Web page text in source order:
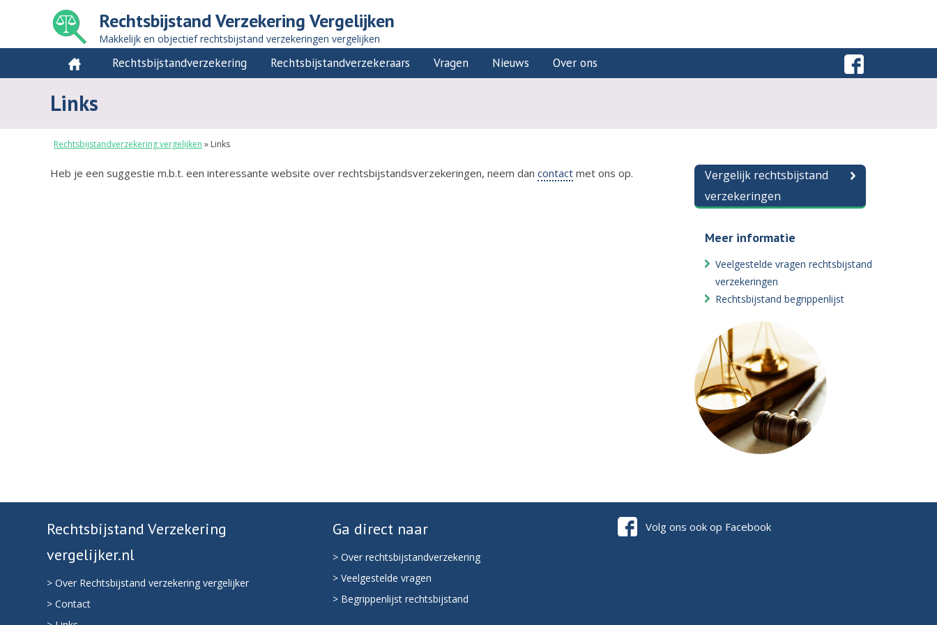
Rechtsbijstand Verzekering Vergelijken
Makkelijk en objectief rechtsbijstand verzekeringen vergelijken
Rechtsbijstandverzekering Rechtsbijstandverzekeraars Vragen Nieuws Over ons
Links
Rechtsbijstandverzekering vergelijken » Links
Heb je een suggestie m.b.t. een interessante website over rechtsbijstandsverzekeringen, neem dan contact met ons op.
Vergelijk rechtsbijstand
verzekeringen
Meer informatie
Veelgestelde vragen rechtsbijstand
verzekeringen
Rechtsbijstand begrippenlijst
Rechtsbijstand Verzekering
vergelijker.nl
> Over Rechtsbijstand verzekering vergelijker
> Contact
Ga direct naar
> Over rechtsbijstandverzekering
> Veelgestelde vragen
> Begrippenlijst rechtsbijstand
Volg ons ook op Facebook